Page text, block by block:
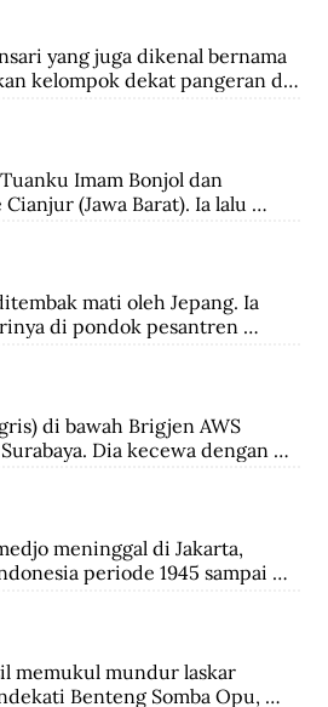
yang juga dikenal bernama
kelompok dekat pangeran di
Jawa dan tewas
Diponegoro di Selarong.
Imam Bonjol dan
(Jawa Barat). Ia lalu
(Maluku), terus ke Manado
wafat.
mati oleh Jepang. Ia
di pondok pesantren
serangan pihak jepang.
kedatangan empat opsir
sebelumnya untuk
menghadap pemerintah
di bawah Brigjen AWS
Dia kecewa dengan
Sekutu terhadap rakyat
meninggal di Jakarta,
periode 1945 sampai
Menteri Muda Kehakiman pada
II. Selain itu ia juga adalah
Indonesia Pusat) yang
DPR.
memukul mundur laskar
Benteng Somba Opu,